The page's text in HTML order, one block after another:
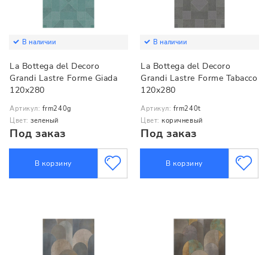
В наличии
La Bottega del Decoro
Grandi Lastre Forme Giada
120x280
Артикул: frm240g
Цвет: зеленый
Под заказ
В корзину
В наличии
La Bottega del Decoro
Grandi Lastre Forme Tabacco
120x280
Артикул: frm240t
Цвет: коричневый
Под заказ
В корзину